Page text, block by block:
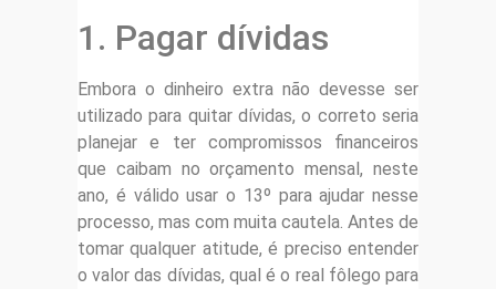
1. Pagar dívidas
Embora o dinheiro extra não devesse ser
utilizado para quitar dívidas, o correto seria
planejar e ter compromissos financeiros
que caibam no orçamento mensal, neste
ano, é válido usar o 13º para ajudar nesse
processo, mas com muita cautela. Antes de
tomar qualquer atitude, é preciso entender
o valor das dívidas, qual é o real fôlego para